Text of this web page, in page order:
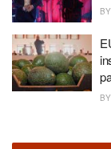
BY
BY